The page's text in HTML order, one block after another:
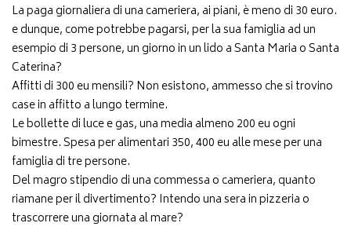
La paga giornaliera di una cameriera, ai piani, è meno di 30 euro.
e dunque, come potrebbe pagarsi, per la sua famiglia ad un
esempio di 3 persone, un giorno in un lido a Santa Maria o Santa
Caterina?
Affitti di 300 eu mensili? Non esistono, ammesso che si trovino
case in affitto a lungo termine.
Le bollette di luce e gas, una media almeno 200 eu ogni
bimestre. Spesa per alimentari 350, 400 eu alle mese per una
famiglia di tre persone.
Del magro stipendio di una commessa o cameriera, quanto
riamane per il divertimento? Intendo una sera in pizzeria o
trascorrere una giornata al mare?